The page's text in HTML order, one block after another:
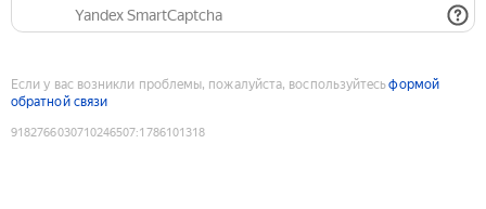
Yandex SmartCaptcha
Если у вас возникли проблемы, пожалуйста, воспользуйтесьформой
обратной связи
9182766030710246507:1786101318